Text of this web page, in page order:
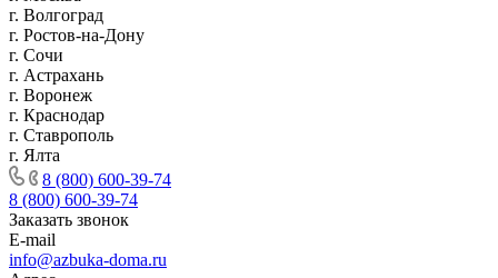
г. Волгоград
г. Ростов-на-Дону
г. Сочи
г. Астрахань
г. Воронеж
г. Краснодар
г. Ставрополь
г. Ялта
8 (800) 600-39-74
8 (800) 600-39-74
Заказать звонок
E-mail
info@azbuka-doma.ru